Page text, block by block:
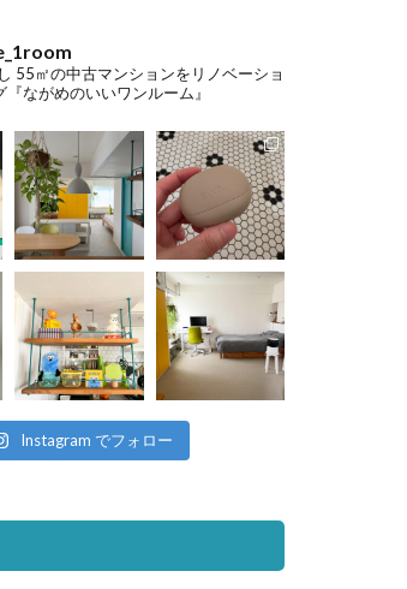
55㎡の中古マンションをリノベーショ
『ながめのいいワンルーム』
Instagram でフォロー